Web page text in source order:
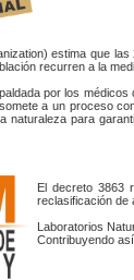
estima que
recurren a la
por los
a un proceso
naturaleza para
El decreto 3863
reclasificación de
Laboratorios
Contribuyendo